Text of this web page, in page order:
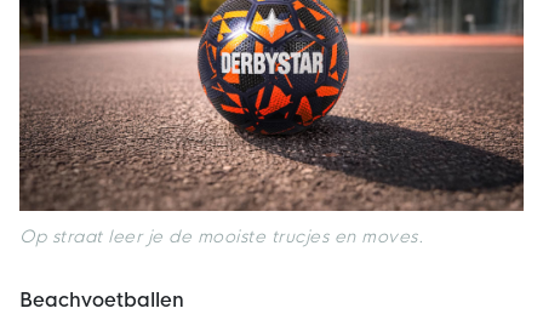
Op straat leer je de mooiste trucjes en moves.
Beachvoetballen